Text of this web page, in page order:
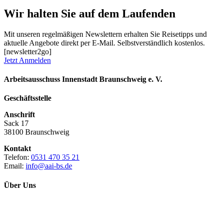
Wir halten Sie auf dem Laufenden
Mit unseren regelmäßigen Newslettern erhalten Sie Reisetipps und
aktuelle Angebote direkt per E-Mail. Selbstverständlich kostenlos.
[newsletter2go]
Jetzt Anmelden
Arbeitsausschuss Innenstadt Braunschweig e. V.
Geschäftsstelle
Anschrift
Sack 17
38100 Braunschweig
Kontakt
Telefon: 0531 470 35 21
Email: info@aai-bs.de
Über Uns